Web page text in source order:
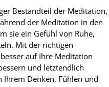
Bestandteil der Meditation,
der Meditation in den
sie ein Gefühl von Ruhe,
Mit der richtigen
auf Ihre Meditation
und letztendlich
Denken, Fühlen und